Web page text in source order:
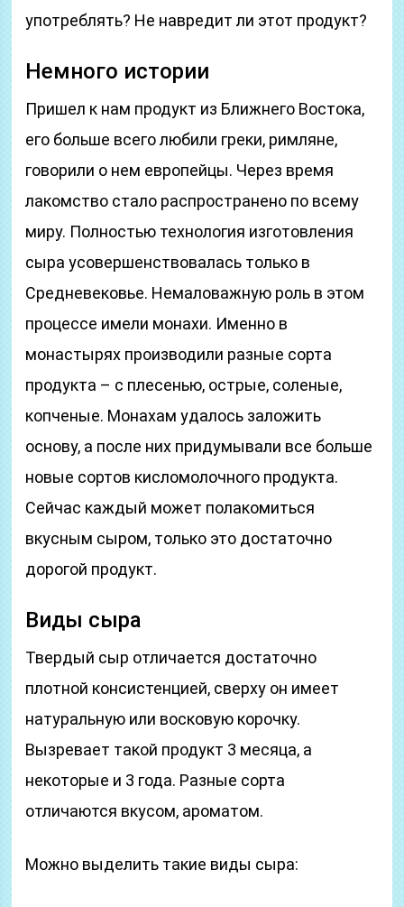
употреблять? Не навредит ли этот продукт?
Немного истории
Пришел к нам продукт из Ближнего Востока,
его больше всего любили греки, римляне,
говорили о нем европейцы. Через время
лакомство стало распространено по всему
миру. Полностью технология изготовления
сыра усовершенствовалась только в
Средневековье. Немаловажную роль в этом
процессе имели монахи. Именно в
монастырях производили разные сорта
продукта – с плесенью, острые, соленые,
копченые. Монахам удалось заложить
основу, а после них придумывали все больше
новые сортов кисломолочного продукта.
Сейчас каждый может полакомиться
вкусным сыром, только это достаточно
дорогой продукт.
Виды сыра
Твердый сыр отличается достаточно
плотной консистенцией, сверху он имеет
натуральную или восковую корочку.
Вызревает такой продукт 3 месяца, а
некоторые и 3 года. Разные сорта
отличаются вкусом, ароматом.
Можно выделить такие виды сыра: